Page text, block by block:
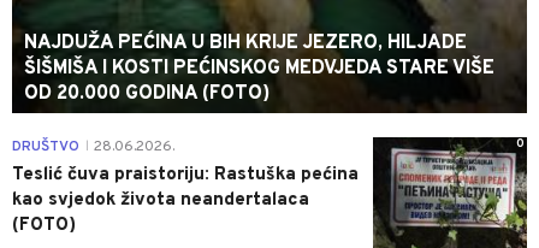
NAJDUŽA PEĆINA U BIH KRIJE JEZERO, HILJADE
ŠIŠMIŠA I KOSTI PEĆINSKOG MEDVJEDA STARE VIŠE
OD 20.000 GODINA (FOTO)
0
DRUŠTVO 28.06.2026.
Teslić čuva praistoriju: Rastuška pećina
kao svjedok života neandertalaca
(FOTO)